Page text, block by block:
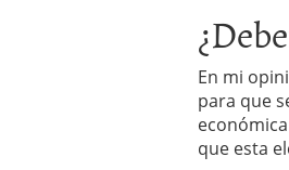
En mi
para que
que esta